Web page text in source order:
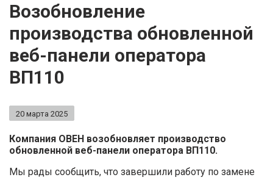
Возобновление
производства обновленной
веб-панели оператора
ВП110
20 марта 2025
Компания ОВЕН возобновляет производство
обновленной веб-панели оператора ВП110.
Мы рады сообщить, что завершили работу по замене